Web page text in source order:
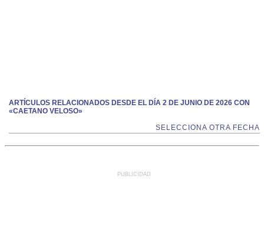
ARTÍCULOS RELACIONADOS DESDE EL DÍA 2 DE JUNIO DE 2026 CON
«CAETANO VELOSO»
SELECCIONA OTRA FECHA
PUBLICIDAD